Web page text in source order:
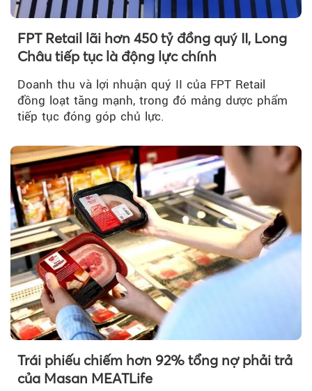
FPT Retail lãi hơn 450 tỷ đồng quý II, Long
Châu tiếp tục là động lực chính
Doanh thu và lợi nhuận quý II của FPT Retail
đồng loạt tăng mạnh, trong đó mảng dược phẩm
tiếp tục đóng góp chủ lực.
Trái phiếu chiếm hơn 92% tổng nợ phải trả
của Masan MEATLife